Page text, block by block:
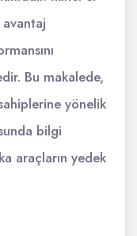
Bu makalede,
yönelik
bilgi
araçların yedek